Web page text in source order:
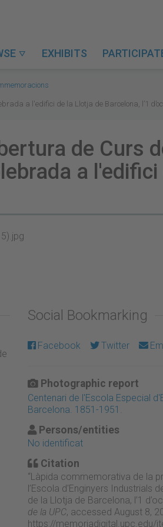
 EXHIBITS
a l'edifici de la Llotja de Barcelona, l’1
de Curs
a
Social Bookmarking
Facebook Twitter
Photographic report
Centenari de l'Escola Especial
Barcelona. 1851-1951.
Persons/entities
No identificat
Citation
“Làpida commemorativa de la
l’Escola d'Enginyers Industrials
de la Llotja de Barcelona, l’1
de la UPC, accessed August 8,
https://memoriadigital.upc.edu/